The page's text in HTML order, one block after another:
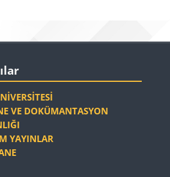
VE DOKÜMANTASYON
YAYINLAR